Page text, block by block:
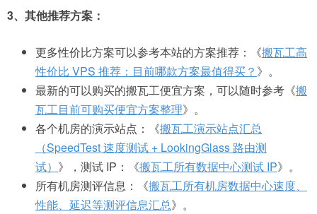
3、其他推荐方案：
更多性价比方案可以参考本站的方案推荐：《搬瓦工高
性价比 VPS 推荐：目前哪款方案最值得买？ 》。
最新的可以购买的搬瓦工便宜方案，可以随时参考《搬
瓦工目前可购买便宜方案整理》。
各个机房的演示站点：《搬瓦工演示站点汇总
（SpeedTest 速度测试 + LookingGlass 路由测
试） 》，测试 IP：《搬瓦工所有数据中心测试 IP》。
所有机房测评信息：《搬瓦工所有机房数据中心速度、
性能、延迟等测评信息汇总》。